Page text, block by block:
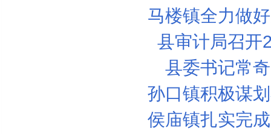
马楼镇全力做
县审计局召开
县委书记常
孙口镇积极谋
侯庙镇扎实完